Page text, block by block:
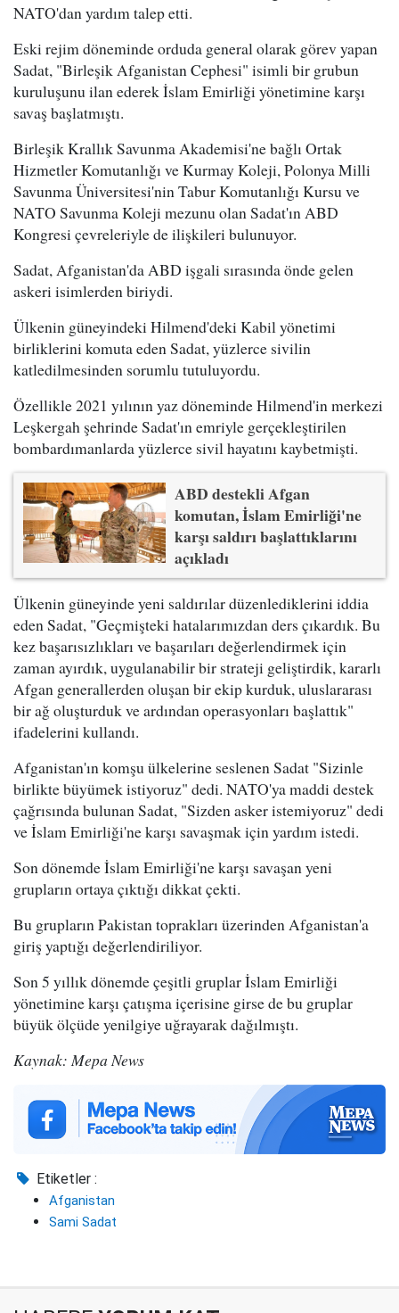
NATO'dan yardım talep etti.
Eski rejim döneminde orduda general olarak görev yapan
Sadat, "Birleşik Afganistan Cephesi" isimli bir grubun
kuruluşunu ilan ederek İslam Emirliği yönetimine karşı
savaş başlatmıştı.
Birleşik Krallık Savunma Akademisi'ne bağlı Ortak
Hizmetler Komutanlığı ve Kurmay Koleji, Polonya Milli
Savunma Üniversitesi'nin Tabur Komutanlığı Kursu ve
NATO Savunma Koleji mezunu olan Sadat'ın ABD
Kongresi çevreleriyle de ilişkileri bulunuyor.
Sadat, Afganistan'da ABD işgali sırasında önde gelen
askeri isimlerden biriydi.
Ülkenin güneyindeki Hilmend'deki Kabil yönetimi
birliklerini komuta eden Sadat, yüzlerce sivilin
katledilmesinden sorumlu tutuluyordu.
Özellikle 2021 yılının yaz döneminde Hilmend'in merkezi
Leşkergah şehrinde Sadat'ın emriyle gerçekleştirilen
bombardımanlarda yüzlerce sivil hayatını kaybetmişti.
ABD destekli Afgan
komutan, İslam Emirliği'ne
karşı saldırı başlattıklarını
açıkladı
Ülkenin güneyinde yeni saldırılar düzenlediklerini iddia
eden Sadat, "Geçmişteki hatalarımızdan ders çıkardık. Bu
kez başarısızlıkları ve başarıları değerlendirmek için
zaman ayırdık, uygulanabilir bir strateji geliştirdik, kararlı
Afgan generallerden oluşan bir ekip kurduk, uluslararası
bir ağ oluşturduk ve ardından operasyonları başlattık"
ifadelerini kullandı.
Afganistan'ın komşu ülkelerine seslenen Sadat "Sizinle
birlikte büyümek istiyoruz" dedi. NATO'ya maddi destek
çağrısında bulunan Sadat, "Sizden asker istemiyoruz" dedi
ve İslam Emirliği'ne karşı savaşmak için yardım istedi.
Son dönemde İslam Emirliği'ne karşı savaşan yeni
grupların ortaya çıktığı dikkat çekti.
Bu grupların Pakistan toprakları üzerinden Afganistan'a
giriş yaptığı değerlendiriliyor.
Son 5 yıllık dönemde çeşitli gruplar İslam Emirliği
yönetimine karşı çatışma içerisine girse de bu gruplar
büyük ölçüde yenilgiye uğrayarak dağılmıştı.
Kaynak: Mepa News
Etiketler :
Afganistan
Sami Sadat